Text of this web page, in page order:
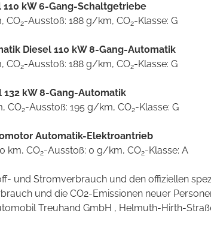
kW 6-Gang-Schaltgetriebe
CO2-Ausstoß: 188 g/km, CO2-Klasse: G
Diesel 110 kW 8-Gang-Automatik
CO2-Ausstoß: 188 g/km, CO2-Klasse: G
132 kW 8-Gang-Automatik
CO2-Ausstoß: 195 g/km, CO2-Klasse: G
Automatik-Elektroantrieb
km, CO2-Ausstoß: 0 g/km, CO2-Klasse: A
und Stromverbrauch und den offiziellen
und die CO2-Emissionen neuer
Treuhand GmbH , Helmuth-Hirth-